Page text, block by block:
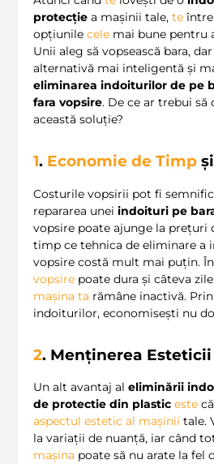
protecție a mașinii tale, te
opțiunile cele mai bune pentru
Unii aleg să vopsească bara, dar
alternativă mai inteligentă și
eliminarea indoiturilor de pe
fara vopsire. De ce ar trebui să
această soluție?
1. Economie de Timp
Costurile vopsirii pot fi
repararea unei indoituri pe
vopsire poate ajunge la prețuri
timp ce tehnica de eliminare a
vopsire costă mult mai puțin.
vopsire poate dura și câteva
mașina ta rămâne inactivă.
indoiturilor, economisești nu
2. Menținerea
Un alt avantaj al eliminării
de protectie din plastic este
aspectul estetic al mașinii tale.
la variații de nuanță, iar când
mașina poate să nu arate la fel